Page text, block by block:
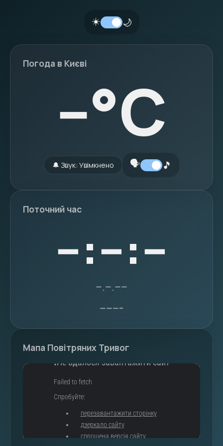
☀️ 🌙
Погода в Києві
--°C
🔔 Звук: Увімкнено 🗣️ 🎵
Поточний час
--:--:--
--.--.----
-------
Мапа Повітряних Тривог